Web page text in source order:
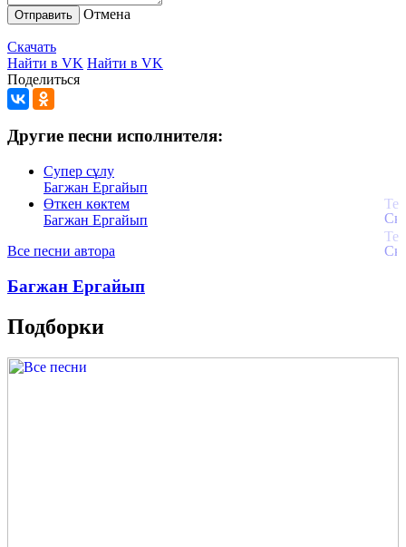
Отправить Отмена
Скачать
Найти в VK Найти в VK
Поделиться
Другие песни исполнителя:
Супер сұлу
Багжан Ергайып
Өткен көктем
Багжан Ергайып
Все песни автора
Багжан Ергайып
Подборки